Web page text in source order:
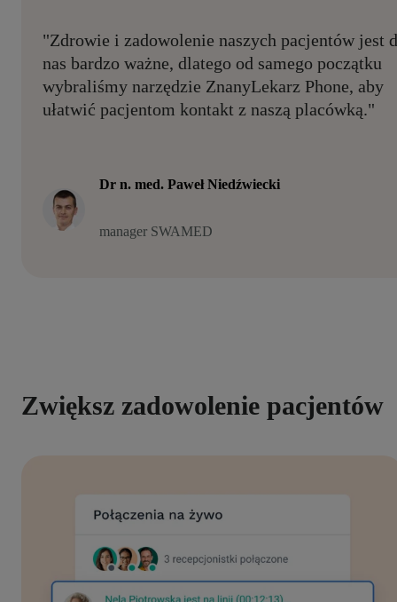
"Zdrowie i zadowolenie naszych pacjentów jest
nas bardzo ważne, dlatego od samego początku
wybraliśmy narzędzie ZnanyLekarz Phone, aby
ułatwić pacjentom kontakt z naszą placówką."
Dr n. med. Paweł Niedźwiecki
manager SWAMED
Zwiększ zadowolenie pacjentów